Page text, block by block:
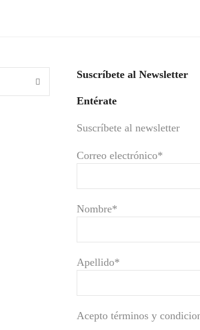
Suscríbete al Newsletter
Entérate
Suscríbete al newsletter
Correo electrónico*
Nombre*
Apellido*
Acepto términos y